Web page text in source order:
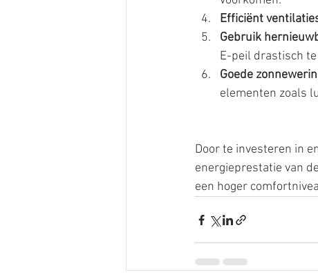
Efficiënt
Gebruik
E-peil drastisch
Goede
elementen zoals
Door te investeren in
energieprestatie van
een hoger